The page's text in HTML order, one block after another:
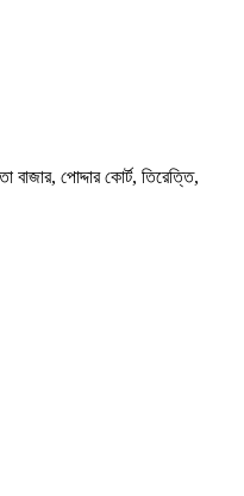
বাজার, পোদ্দার কোর্ট, তিরেত্তি,